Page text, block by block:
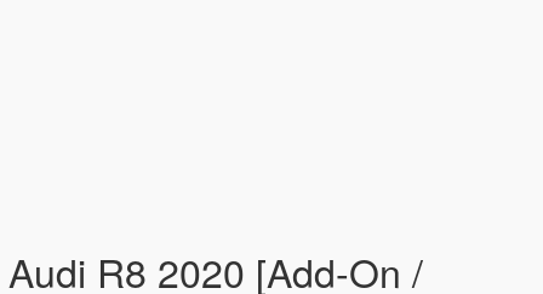
Audi R8 2020 [Add-On /